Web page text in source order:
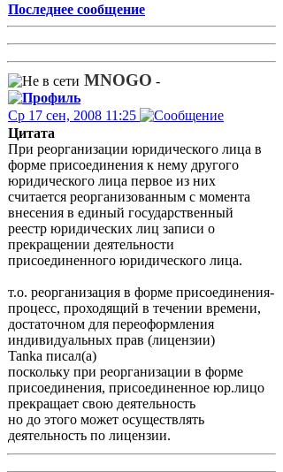
Последнее сообщение
MNOGO -
Ср 17 сен, 2008 11:25
Цитата
При реорганизации юридического лица в
форме присоединения к нему другого
юридического лица первое из них
считается реорганизованным с момента
внесения в единый государственный
реестр юридических лиц записи о
прекращении деятельности
присоединенного юридического лица.
т.о. реорганизация в форме присоединения-
процесс, проходящий в течении времени,
достаточном для переоформления
индивидуальных прав (лицензии)
Tanka писал(а)
поскольку при реорганизации в форме
присоединения, присоединенное юр.лицо
прекращает свою деятельность
но до этого может осуществлять
деятельность по лицензии.